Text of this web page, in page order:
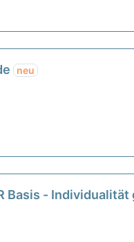
neu
- Individualität